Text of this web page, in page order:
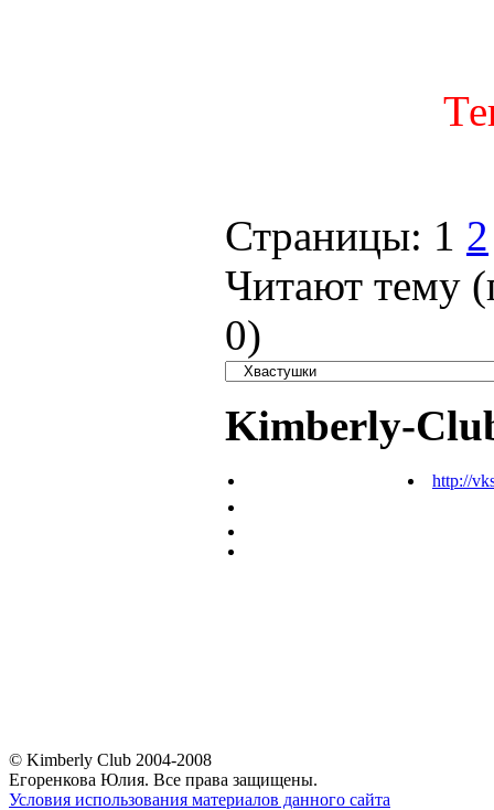
Страницы: 1 2
Читают тему
0)
Kimberly-
http://
© Kimberly Club 2004-2008
Егоренкова Юлия. Все права защищены.
Условия использования материалов данного сайта